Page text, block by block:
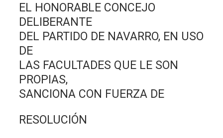
EL HONORABLE CONCEJO
DELIBERANTE
DEL PARTIDO DE NAVARRO, EN USO
DE
LAS FACULTADES QUE LE SON
PROPIAS,
SANCIONA CON FUERZA DE
RESOLUCIÓN